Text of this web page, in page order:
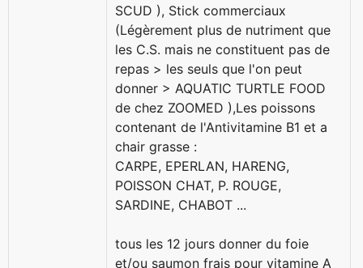
SCUD ), Stick commerciaux
(Légèrement plus de nutriment que
les C.S. mais ne constituent pas de
repas > les seuls que l'on peut
donner > AQUATIC TURTLE FOOD
de chez ZOOMED ),Les poissons
contenant de l'Antivitamine B1 et a
chair grasse :
CARPE, EPERLAN, HARENG,
POISSON CHAT, P. ROUGE,
SARDINE, CHABOT ...
tous les 12 jours donner du foie
et/ou saumon frais pour vitamine A